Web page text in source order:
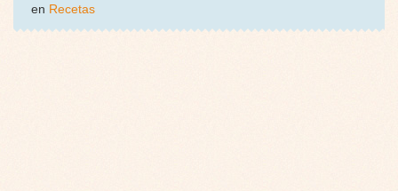
en Recetas